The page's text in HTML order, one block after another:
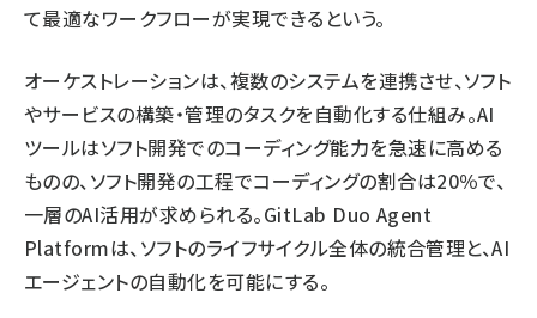
て最適なワークフローが実現できるという。
オーケストレーションは、複数のシステムを連携させ、ソフト
やサービスの構築・管理のタスクを自動化する仕組み。AI
ツールはソフト開発でのコーディング能力を急速に高める
ものの、ソフト開発の工程でコーディングの割合は20％で、
一層のAI活用が求められる。GitLab Duo Agent
Platformは、ソフトのライフサイクル全体の統合管理と、AI
エージェントの自動化を可能にする。